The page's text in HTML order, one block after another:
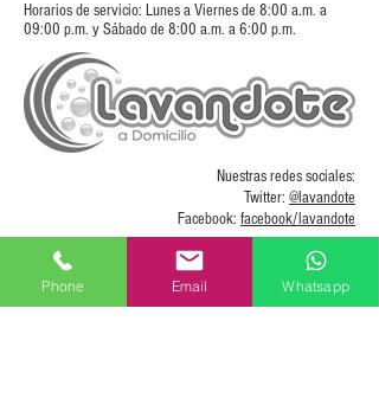
Horarios de servicio: Lunes a Viernes de 8:00 a.m. a
09:00 p.m. y Sábado de 8:00 a.m. a 6:00 p.m.
Nuestras redes sociales:
Twitter: @lavandote
Facebook: facebook/lavandote
Servicios
Lista de Precios
Solicita Recolección
Contactanos
Phone Email Whatsapp